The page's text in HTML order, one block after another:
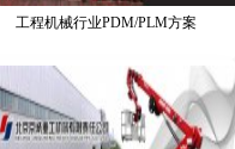
工程机械行业PDM/PLM方案